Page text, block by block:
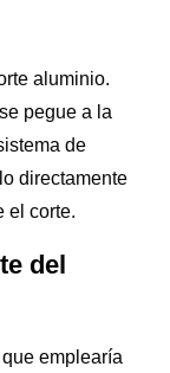
aluminio.
pegue a la
de
directamente
el corte.
del
emplearía